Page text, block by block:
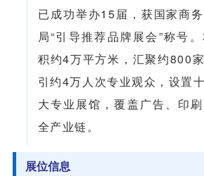
已成功举办15届，获国家商
局“引导推荐品牌展会”称号
积约4万平方米，汇聚约800
引约4万人次专业观众，设置
大专业展馆，覆盖广告、印
全产业链。
展位信息